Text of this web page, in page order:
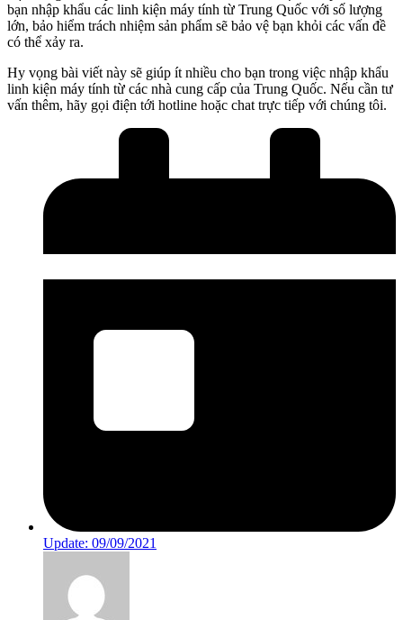
bạn nhập khẩu các linh kiện máy tính từ Trung Quốc với số lượng
lớn, bảo hiểm trách nhiệm sản phẩm sẽ bảo vệ bạn khỏi các vấn đề
có thể xảy ra.
Hy vọng bài viết này sẽ giúp ít nhiều cho bạn trong việc nhập khẩu
linh kiện máy tính từ các nhà cung cấp của Trung Quốc. Nếu cần tư
vấn thêm, hãy gọi điện tới hotline hoặc chat trực tiếp với chúng tôi.
Update: 09/09/2021